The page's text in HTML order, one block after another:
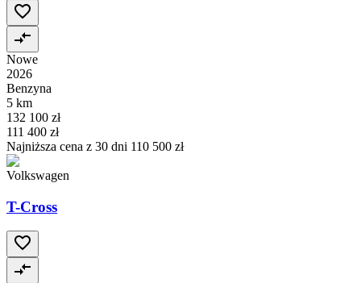
Nowe
2026
Benzyna
5 km
132 100 zł
111 400 zł
Najniższa cena z 30 dni 110 500 zł
Volkswagen
T-Cross